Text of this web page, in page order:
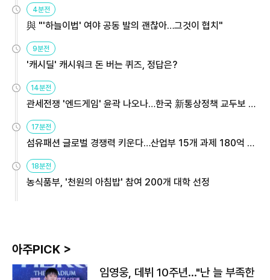
4분전
與 "'하늘이법' 여야 공동 발의 괜찮아…그것이 협치"
9분전
'캐시딜' 캐시워크 돈 버는 퀴즈, 정답은?
14분전
관세전쟁 '엔드게임' 윤곽 나오나…한국 新통상정책 교두보 활
용해야
17분전
섬유패션 글로벌 경쟁력 키운다…산업부 15개 과제 180억 지
원
18분전
농식품부, '천원의 아침밥' 참여 200개 대학 선정
아주PICK >
임영웅, 데뷔 10주년…"난 늘 부족한